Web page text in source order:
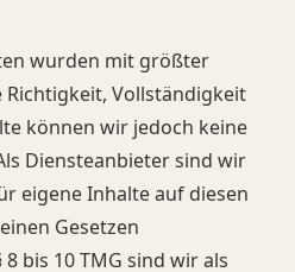
wurden mit größter
Vollständigkeit
können wir jedoch keine
Diensteanbieter sind wir
eigene Inhalte auf diesen
Gesetzen
bis 10 TMG sind wir als